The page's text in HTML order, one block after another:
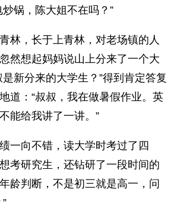
锅，陈大姐不在吗？”
，长于上青林，对老场镇的人
然想起妈妈说山上分来了一个大
新分来的大学生？”得到肯定答复
道：“叔叔，我在做暑假作业。英
能给我讲了一讲。”
向不错，读大学时考过了四
考研究生，还钻研了一段时间的
龄判断，不是初三就是高一，问